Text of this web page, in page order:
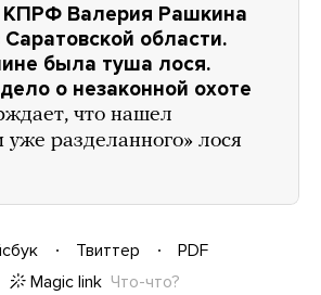
КПРФ Валерия Рашкина
области.
была туша лося.
о незаконной охоте
что нашел
уже разделанного» лося
Твиттер
PDF
Magic link Что-что?